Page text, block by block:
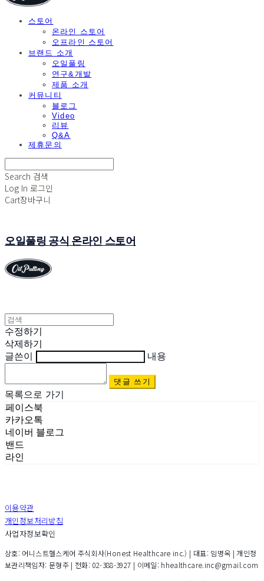
스토어
온라인 스토어
오프라인 스토어
브랜드 소개
오일풀링
연구&개발
제품 소개
커뮤니티
블로그
Video
리뷰
Q&A
제휴문의
Search 검색
Log In 로그인
Cart장바구니
오일풀링 공식 온라인 스토어
수정하기
삭제하기
글쓴이
내용
댓글 쓰기
목록으로 가기
페이스북
카카오톡
네이버 블로그
밴드
라인
이용약관
개인정보처리방침
사업자정보확인
상호: 어니스트헬스케어 주식회사(Honest Healthcare inc.) | 대표: 임명옥 | 개인정
보관리책임자: 문형주 | 전화: 02-388-3927 | 이메일: hhealthcare.inc@gmail.com